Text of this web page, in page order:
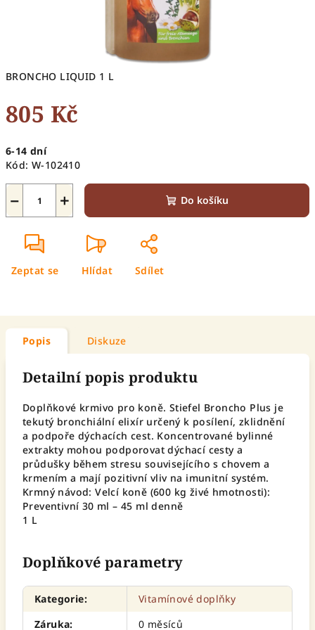
BRONCHO LIQUID 1 L
805 Kč
cena:
6-14 dní
Kód: W-102410
+
− Do košíku
Zeptat se Hlídat Sdílet
Popis Diskuze
Detailní popis produktu
Doplňkové krmivo pro koně. Stiefel Broncho Plus je
tekutý bronchiální elixír určený k posílení, zklidnění
a podpoře dýchacích cest. Koncentrované bylinné
extrakty mohou podporovat dýchací cesty a
průdušky během stresu souvisejícího s chovem a
krmením a mají pozitivní vliv na imunitní systém.
Krmný návod: Velcí koně (600 kg živé hmotnosti):
Preventivní 30 ml – 45 ml denně
1 L
Doplňkové parametry
Kategorie:
Vitamínové doplňky
Záruka:
0 měsíců